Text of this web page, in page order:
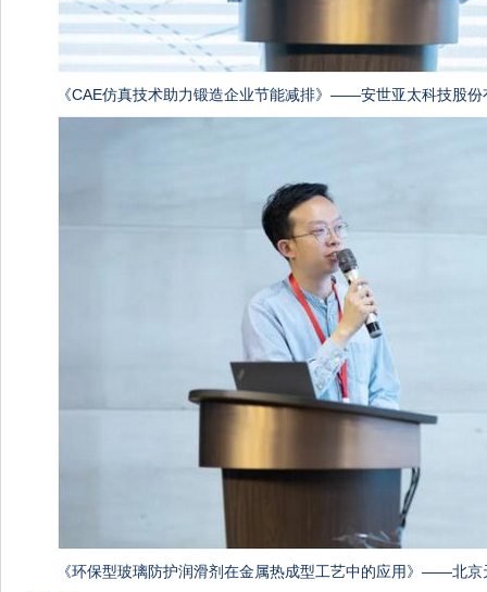
《CAE仿真技术助力锻造企业节能减排》——安世亚太科技股
《环保型玻璃防护润滑剂在金属热成型工艺中的应用》——北